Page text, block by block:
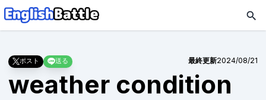
ポスト 送る 最終更新2024/08/21
weather condition